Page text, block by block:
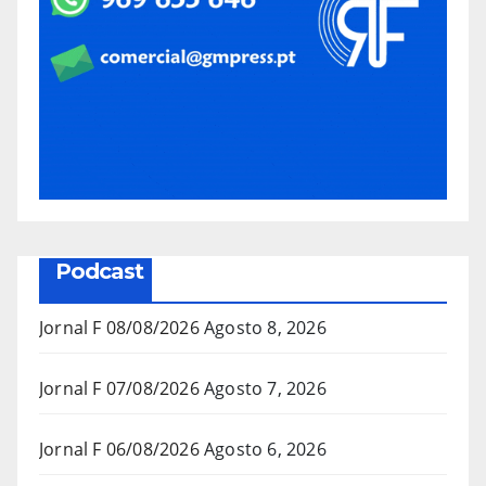
Podcast
Jornal F 08/08/2026Agosto 8, 2026
Jornal F 07/08/2026Agosto 7, 2026
Jornal F 06/08/2026Agosto 6, 2026